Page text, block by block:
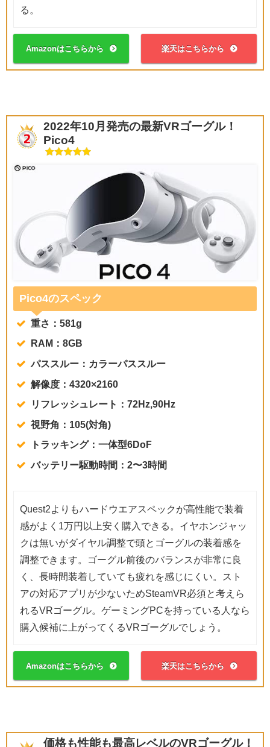
る。
Amazonはこちらから 楽天はこちらから
2022年10月発売の最新VRゴーグル！
Pico4
Pico4のスペック
重さ：581g
RAM：8GB
パススルー：カラーパススルー
解像度：4320×2160
リフレッシュレート：72Hz,90Hz
視野角：105(対角)
トラッキング：一体型6DoF
バッテリー駆動時間：2〜3時間
Quest2よりもハードウエアスペックが高性能で装着
感がよく1万円以上安く購入できる。イヤホンジャッ
クは無いがダイヤル調整で頭とゴーグルの装着感を
調整できます。ゴーグル前後のバランスが非常に良
く、長時間装着していても疲れを感じにくい。スト
アの対応アプリが少ないためSteamVR必須と考えら
れるVRゴーグル。ゲーミングPCを持っている人なら
購入候補に上がってくるVRゴーグルでしょう。
Amazonはこちらから 楽天はこちらから
価格も性能も最高レベルのVRゴーグル！